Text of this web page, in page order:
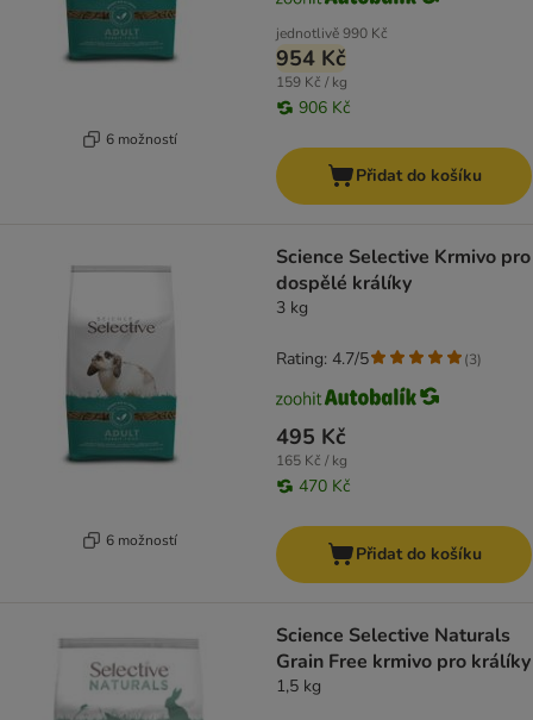
6 možností
jednotlivě990 Kč
954 Kč
159 Kč / kg
906 Kč
Přidat do košíku
6 možností
Science Selective Krmivo pro
dospělé králíky
3 kg
495 Kč
165 Kč / kg
470 Kč
Rating: 4.7/5 (3)
Přidat do košíku
Science Selective Naturals
Grain Free krmivo pro králíky
1,5 kg